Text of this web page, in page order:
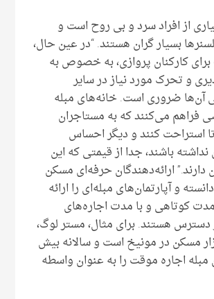
از افراد سرد و بی روح است و
بسیار گران هستند. “در عین حال،
کارکنان پروازی، به خصوص به
و تحرک مورد نیاز در سایر
آن‌ها ضروری است. خانه‌های مبله
می‌کنند که به مستاجران
استراحت کنند و دیگر احساس
باشند، جدا از قیمتی که این
دارند.” ارائه‌دهندگان حرفه‌ای مسکن
و آپارتمان‌های مبله‌ای را ارائه
کوتاهی و با مدت اجاره‌های
دسترس هستند. برای مثال، مستر لوگ،
مسکن در مونیخ است و سالانه بیش
مبله اجاره موقت را به عنوان واسطه